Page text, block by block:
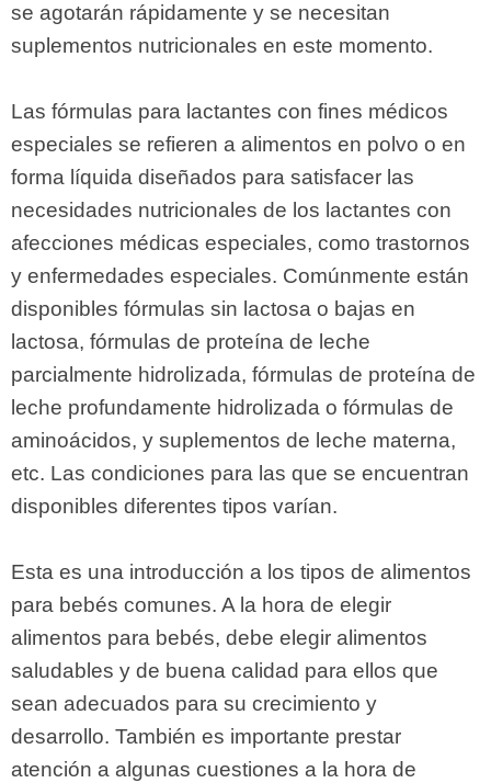
se agotarán rápidamente y se necesitan
suplementos nutricionales en este momento.
Las fórmulas para lactantes con fines médicos
especiales se refieren a alimentos en polvo o en
forma líquida diseñados para satisfacer las
necesidades nutricionales de los lactantes con
afecciones médicas especiales, como trastornos
y enfermedades especiales. Comúnmente están
disponibles fórmulas sin lactosa o bajas en
lactosa, fórmulas de proteína de leche
parcialmente hidrolizada, fórmulas de proteína de
leche profundamente hidrolizada o fórmulas de
aminoácidos, y suplementos de leche materna,
etc. Las condiciones para las que se encuentran
disponibles diferentes tipos varían.
Esta es una introducción a los tipos de alimentos
para bebés comunes. A la hora de elegir
alimentos para bebés, debe elegir alimentos
saludables y de buena calidad para ellos que
sean adecuados para su crecimiento y
desarrollo. También es importante prestar
atención a algunas cuestiones a la hora de